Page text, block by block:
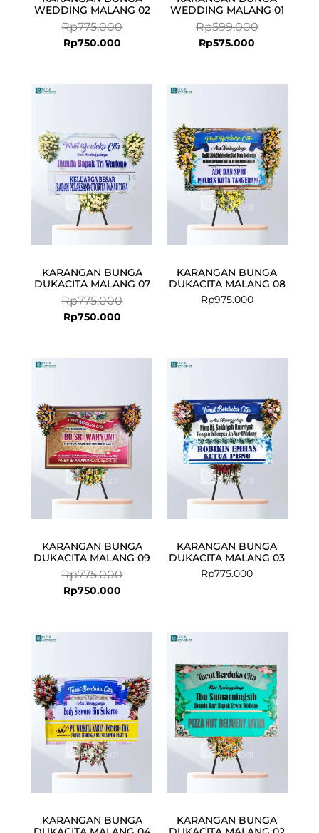
WEDDING MALANG 02
Rp775.000
Rp750.000
WEDDING MALANG 01
Rp599.000
Rp575.000
KARANGAN BUNGA
DUKACITA MALANG 07
Rp775.000
Rp775.000.
Rp750.000
Rp750.000.
KARANGAN BUNGA
DUKACITA MALANG 08
Rp975.000
KARANGAN BUNGA
DUKACITA MALANG 09
Rp775.000
Rp775.000.
Rp750.000
Rp750.000.
KARANGAN BUNGA
DUKACITA MALANG 03
Rp775.000
KARANGAN BUNGA
Rp775.000.
Rp750.000.
KARANGAN BUNGA
was:
Rp599.000.
is:
Rp575.000.